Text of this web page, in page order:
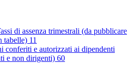
di assenza trimestrali (da pubblicare
tabelle) 11
conferiti e autorizzati ai dipendenti
e non dirigenti) 60